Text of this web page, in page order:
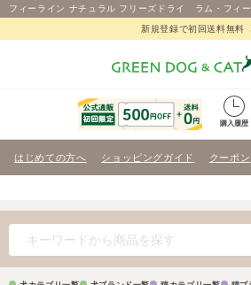
フィーライン ナチュラル フリーズドライ ラム・フィ
新規登録で初回送料無料
購入履歴
はじめての方へ ショッピングガイド クーポン